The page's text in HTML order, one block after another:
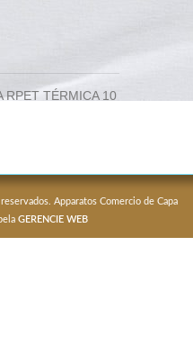
RPET TÉRMICA 10
Apparatos Comercio de Capa
GERENCIE WEB